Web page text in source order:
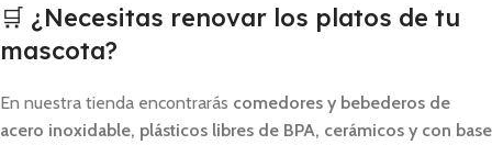
🛒 ¿Necesitas renovar los platos de tu
mascota?
En nuestra tienda encontrarás comedores y bebederos de
acero inoxidable, plásticos libres de BPA, cerámicos y con base